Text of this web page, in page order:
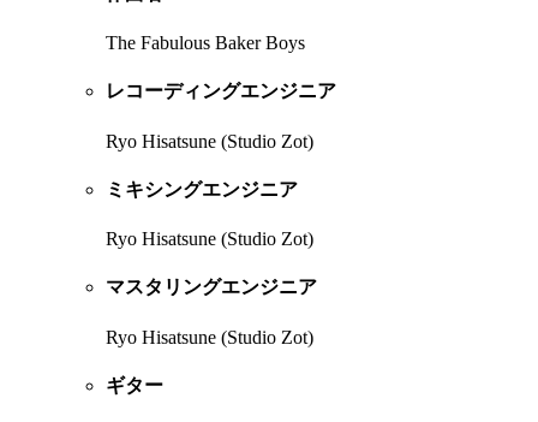
The Fabulous Baker Boys
レコーディングエンジニア
Ryo Hisatsune (Studio Zot)
ミキシングエンジニア
Ryo Hisatsune (Studio Zot)
マスタリングエンジニア
Ryo Hisatsune (Studio Zot)
ギター